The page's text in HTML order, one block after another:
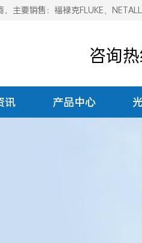
主要销售：福禄克FLUKE、
咨询
讯 产品中心